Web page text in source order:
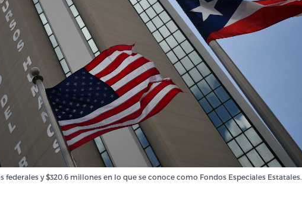
federales y $320.6 millones en lo que se conoce como Fondos Especiales Estatales.